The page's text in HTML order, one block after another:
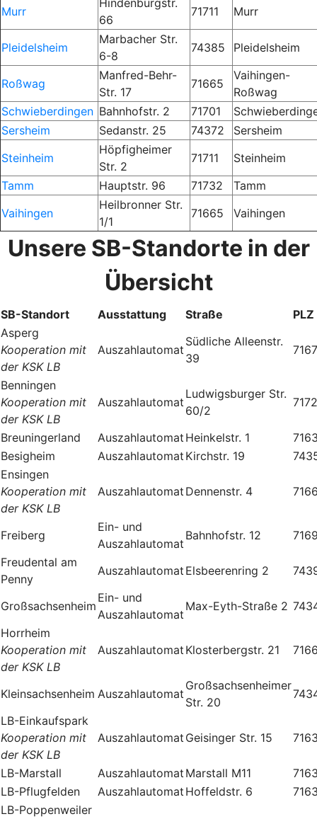
Murr
Hindenburgstr.
66
71711 Murr
Pleidelsheim
Marbacher Str.
6-8
74385 Pleidelsheim
Roßwag
Manfred-Behr-
Str. 17
71665
Vaihingen-
Roßwag
Schwieberdingen Bahnhofstr. 2 71701
Sersheim
Sedanstr. 25 74372
Sersheim
Steinheim
Höpfigheimer
Str. 2
71711
Steinheim
Tamm
Hauptstr. 96 71732
Tamm
Vaihingen
Heilbronner Str.
1/1
71665 Vaihingen
Unsere SB-Standorte in der
Übersicht
SB-Standort Ausstattung Straße
PLZ
Asperg
Kooperation mit
der KSK LB
Auszahlautomat
Südliche Alleenstr.
39
Benningen
Kooperation mit
der KSK LB
Auszahlautomat
Ludwigsburger Str.
60/2
Breuningerland Auszahlautomat Heinkelstr. 1
Besigheim
Auszahlautomat Kirchstr. 19
Ensingen
Kooperation mit
der KSK LB
Auszahlautomat Dennenstr. 4
Freiberg
Ein- und
Auszahlautomat
Bahnhofstr. 12
Freudental am
Penny
Auszahlautomat Elsbeerenring 2
Großsachsenheim
Ein- und
Auszahlautomat
Max-Eyth-Straße 2
Horrheim
Kooperation mit
der KSK LB
Auszahlautomat Klosterbergstr. 21
Kleinsachsenheim Auszahlautomat
Großsachsenheimer
Str. 20
LB-Einkaufspark
Kooperation mit
der KSK LB
Auszahlautomat Geisinger Str. 15
LB-Marstall Auszahlautomat Marstall M11
LB-Pflugfelden
Auszahlautomat Hoffeldstr. 6
LB-Poppenweiler